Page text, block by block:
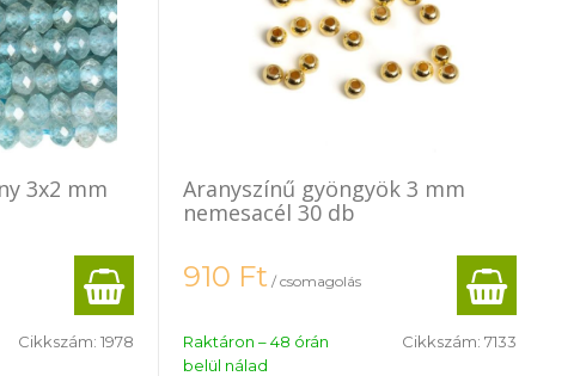
Cikkszám: 1978
Aranyszínű gyöngyök 3 mm
nemesacél 30 db
910 Ft / csomagolás
Raktáron – 48 órán
belül nálad
Cikkszám: 7133